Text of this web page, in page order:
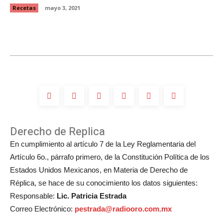
Recetas mayo 3, 2021
Derecho de Replica
En cumplimiento al artículo 7 de la Ley Reglamentaria del
Artículo 6o., párrafo primero, de la Constitución Política de los
Estados Unidos Mexicanos, en Materia de Derecho de
Réplica, se hace de su conocimiento los datos siguientes:
Responsable: Lic. Patricia Estrada
Correo Electrónico: pestrada@radiooro.com.mx